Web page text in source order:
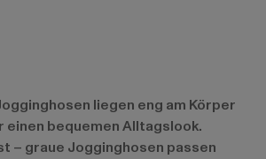
liegen eng am Körper
einen bequemen Alltagslook.
– graue Jogginghosen passen